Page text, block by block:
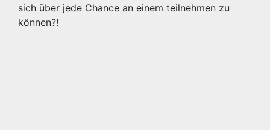
sich über jede Chance an einem teilnehmen zu
können?!